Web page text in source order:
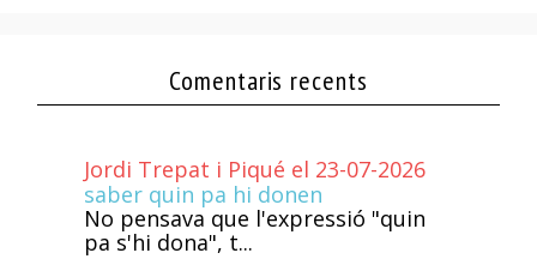
Comentaris recents
Jordi Trepat i Piqué el 23-07-2026
saber quin pa hi donen
No pensava que l'expressió "quin
pa s'hi dona", t...